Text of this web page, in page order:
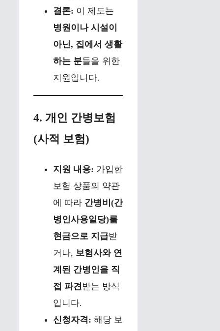
결론: 이 제도는
병원이나 시설이
아닌, 집에서 생활
하는 분들을 위한
지원입니다.
4. 개인 간병보험
(사적 보험)
지원 내용: 가입한
보험 상품의 약관
에 따라 간병비(간
병인사용일당)를
현금으로 지급받
거나, 보험사와 연
계된 간병인을 직
접 파견 받는 방식
입니다.
신청자격: 해당 보